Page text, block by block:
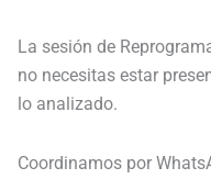
La sesión de
no necesitas estar
lo analizado.
Coordinamos por